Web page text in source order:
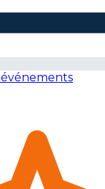
événements